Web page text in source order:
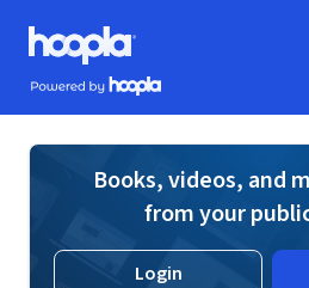
Skip to main content
Hoopla logo
Powered by Hoopla
Books, videos, and
from your
Login